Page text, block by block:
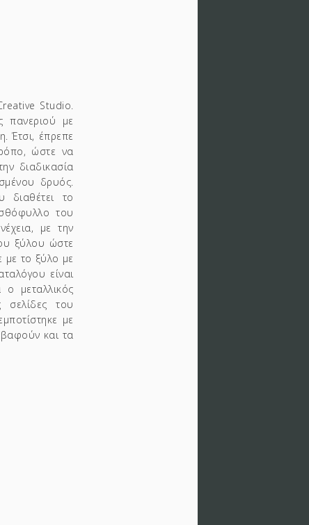
Studio.
πανεριού με
Έτσι, έπρεπε
ώστε να
διαδικασία
δρυός.
διαθέτει το
του
με την
ξύλου ώστε
με το ξύλο με
είναι
μεταλλικός
σελίδες του
με
και τα